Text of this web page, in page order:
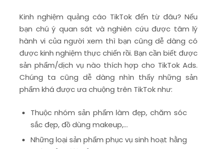
Kinh nghiệm quảng cáo TikTok đến từ đâu? Nếu
bạn chú ý quan sát và nghiên cứu được tâm lý
hành vi của người xem thì bạn cũng dễ dàng có
được kinh nghiệm thực chiến rồi. Bạn cần biết được
sản phẩm/dịch vụ nào thích hợp cho TikTok Ads.
Chúng ta cũng dễ dàng nhìn thấy những sản
phẩm khá được ưa chuộng trên TikTok như:
Thuộc nhóm sản phẩm làm đẹp, chăm sóc
sắc đẹp, đồ dùng makeup,…
Những loại sản phẩm phục vụ sinh hoạt hằng